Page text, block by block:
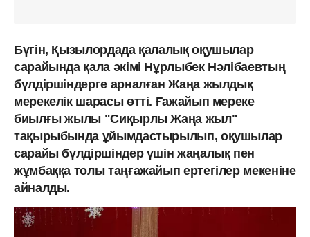
Бүгін, Қызылордада қалалық оқушылар
сарайында қала әкімі Нұрлыбек Нәлібаевтың
бүлдіршіндерге арналған Жаңа жылдық
мерекелік шарасы өтті. Ғажайып мереке
биылғы жылы "Сиқырлы Жаңа жыл"
тақырыбында ұйымдастырылып, оқушылар
сарайы бүлдіршіндер үшін жаңалық пен
жұмбаққа толы таңғажайып ертегілер мекеніне
айналды.